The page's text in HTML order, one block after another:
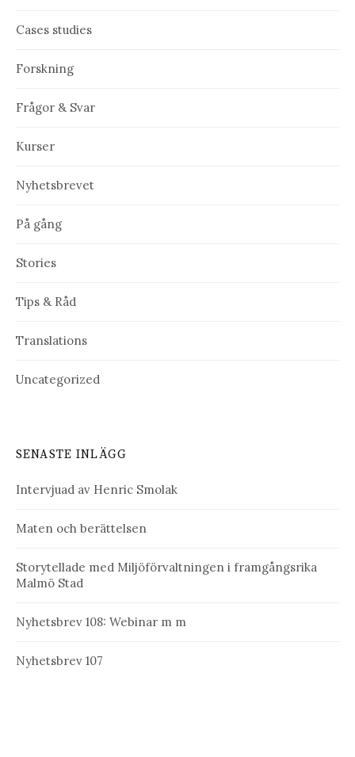
Cases studies
Forskning
Frågor & Svar
Kurser
Nyhetsbrevet
På gång
Stories
Tips & Råd
Translations
Uncategorized
SENASTE INLÄGG
Intervjuad av Henric Smolak
Maten och berättelsen
Storytellade med Miljöförvaltningen i framgångsrika
Malmö Stad
Nyhetsbrev 108: Webinar m m
Nyhetsbrev 107